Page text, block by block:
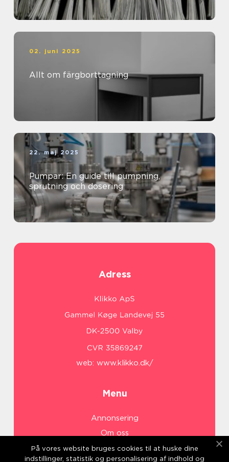
02. juni 2025
Allt om färgborttagning
22. maj 2025
Pumpar: En guide till pumpning,
sprutning och dosering
Adress
web: www.klikko.dk/
Menu
Annonsering
Om oss
Cookies
På vores website bruges cookies til at huske dine
indstillinger, statistik og personalisering af indhold og